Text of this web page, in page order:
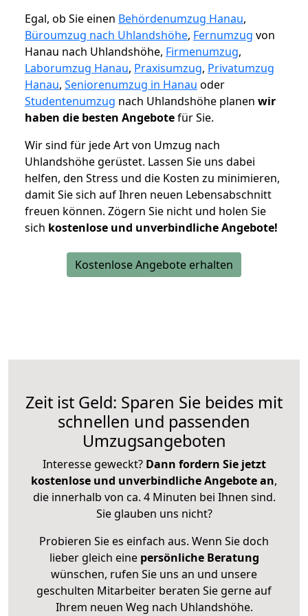
Egal, ob Sie einen Behördenumzug Hanau,
Büroumzug nach Uhlandshöhe, Fernumzug von
Hanau nach Uhlandshöhe, Firmenumzug,
Laborumzug Hanau, Praxisumzug, Privatumzug
Hanau, Seniorenumzug in Hanau oder
Studentenumzug nach Uhlandshöhe planen wir
haben die besten Angebotefür Sie.
Wir sind für jede Art von Umzug nach
Uhlandshöhe gerüstet. Lassen Sie uns dabei
helfen, den Stress und die Kosten zu minimieren,
damit Sie sich auf Ihren neuen Lebensabschnitt
freuen können. Zögern Sie nicht und holen Sie
sich kostenlose und unverbindliche Angebote!
Kostenlose Angebote erhalten
Zeit ist Geld: Sparen Sie beides mit
schnellen und passenden
Umzugsangeboten
Interesse geweckt? Dann fordern Sie jetzt
kostenlose und unverbindliche Angebote an,
die innerhalb von ca. 4 Minuten bei Ihnen sind.
Sie glauben uns nicht?
Probieren Sie es einfach aus. Wenn Sie doch
lieber gleich eine persönliche Beratung
wünschen, rufen Sie uns an und unsere
geschulten Mitarbeiter beraten Sie gerne auf
Ihrem neuen Weg nach Uhlandshöhe.